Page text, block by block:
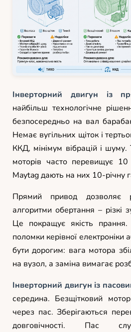
Інверторний двигун із
найбільш технологічне
безпосередньо на вал
Немає вугільних щіток і
ККД, мінімум вібрацій і
моторів часто перевищує 10
Maytag дають на них 10-річну
Прямий привод дозволяє
алгоритми обертання – різкі
Це покращує якість
поломки керівної
бути дорогим: вага мотора
на вузол, а заміна вимагає
Інверторний двигун із
середина. Безщітковий
через пас. Зберігаються
довговічності. Пас